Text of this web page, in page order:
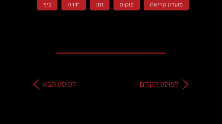
מועדון קריאה פוקוס זמן חוויה כיף
לפוסט הקודם לפוסט הבא